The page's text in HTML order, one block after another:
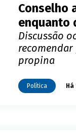
Conselho
enquanto
Discussão
propina
Política